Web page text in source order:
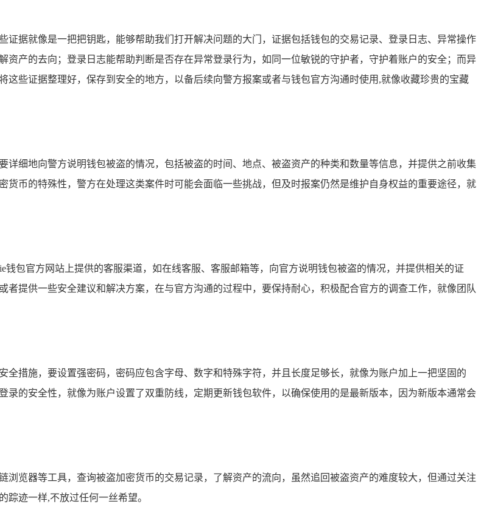
据就像是一把把钥匙，能够帮助我们打开解决问题的大门，证据包括钱包的交易记录、登录日志、异常操作
产的去向；登录日志能帮助判断是否存在异常登录行为，如同一位敏锐的守护者，守护着账户的安全；而异
些证据整理好，保存到安全的地方，以备后续向警方报案或者与钱包官方沟通时使用,就像收藏珍贵的宝藏
细地向警方说明钱包被盗的情况，包括被盗的时间、地点、被盗资产的种类和数量等信息，并提供之前收集
币的特殊性，警方在处理这类案件时可能会面临一些挑战，但及时报案仍然是维护自身权益的重要途径，就
包官方网站上提供的客服渠道，如在线客服、客服邮箱等，向官方说明钱包被盗的情况，并提供相关的证
提供一些安全建议和解决方案，在与官方沟通的过程中，要保持耐心，积极配合官方的调查工作，就像团队
措施，要设置强密码，密码应包含字母、数字和特殊字符，并且长度足够长，就像为账户加上一把坚固的
的安全性，就像为账户设置了双重防线，定期更新钱包软件，以确保使用的是最新版本，因为新版本通常会
览器等工具，查询被盗加密货币的交易记录，了解资产的流向，虽然追回被盗资产的难度较大，但通过关注
迹一样,不放过任何一丝希望。